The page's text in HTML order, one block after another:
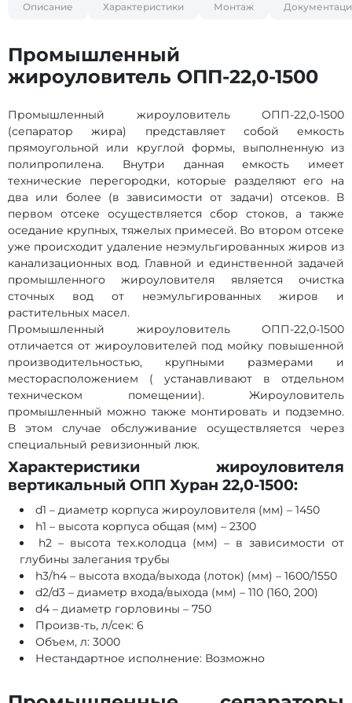
Описание Характеристики Монтаж
Промышленный
жироуловитель ОПП-22,0-1500
Промышленный жироуловитель ОПП-22,0-1500
(сепаратор жира) представляет собой емкость
прямоугольной или круглой формы, выполненную из
полипропилена. Внутри данная емкость имеет
технические перегородки, которые разделяют его на
два или более (в зависимости от задачи) отсеков. В
первом отсеке осуществляется сбор стоков, а также
оседание крупных, тяжелых примесей. Во втором отсеке
уже происходит удаление неэмульгированных жиров из
канализационных вод. Главной и единственной задачей
промышленного жироуловителя является очистка
сточных вод от неэмульгированных жиров и
растительных масел.
Промышленный жироуловитель ОПП-22,0-1500
отличается от жироуловителей под мойку повышенной
производительностью, крупными размерами и
месторасположением ( устанавливают в отдельном
техническом помещении). Жироуловитель
промышленный можно также монтировать и подземно.
В этом случае обслуживание осуществляется через
специальный ревизионный люк.
Характеристики жироуловителя
вертикальный ОПП Хуран 22,0-1500:
d1 – диаметр корпуса жироуловителя (мм) – 1450
h1 – высота корпуса общая (мм) – 2300
h2 – высота тех.колодца (мм) – в зависимости от
глубины залегания трубы
h3/h4 – высота входа/выхода (лоток) (мм) – 1600/1550
d2/d3 – диаметр входа/выхода (мм) – 110 (160, 200)
d4 – диаметр горловины – 750
Произв-ть, л/сек: 6
Объем, л: 3000
Нестандартное исполнение: Возможно